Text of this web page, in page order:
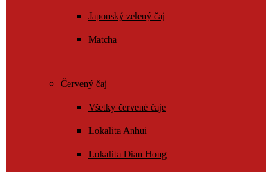
Japonský zelený čaj
Matcha
Červený čaj
Všetky červené čaje
Lokalita Anhui
Lokalita Dian Hong